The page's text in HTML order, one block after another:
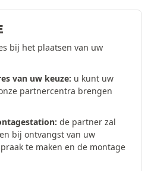
bij het plaatsen van uw
van uw keuze: u kunt uw
partnercentra brengen
de partner zal
bij ontvangst van uw
te maken en de montage